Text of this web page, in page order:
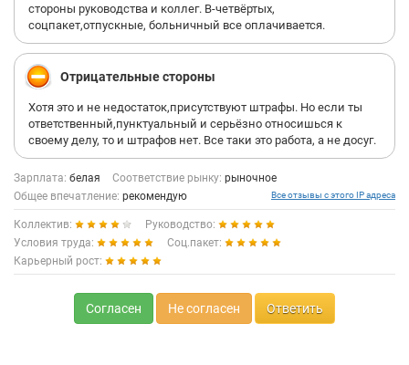
стороны руководства и коллег. В-четвёртых,
соцпакет,отпускные, больничный все оплачивается.
Отрицательные стороны
Хотя это и не недостаток,присутствуют штрафы. Но если ты
ответственный,пунктуальный и серьёзно относишься к
своему делу, то и штрафов нет. Все таки это работа, а не досуг.
Зарплата: белая Соответствие рынку: рыночное
Общее впечатление: рекомендую Все отзывы с этого IP адреса
Коллектив:
Руководство:
Условия труда:
Соц.пакет:
Карьерный рост:
Согласен Не согласен Ответить